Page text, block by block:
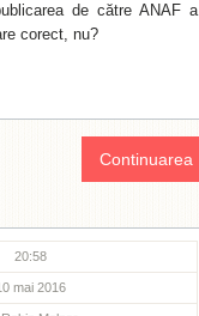
de către ANAF a
corect, nu?
Continuarea
20:58
mai 2016